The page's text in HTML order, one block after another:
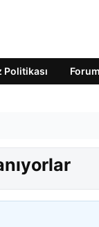
Politikası Forum